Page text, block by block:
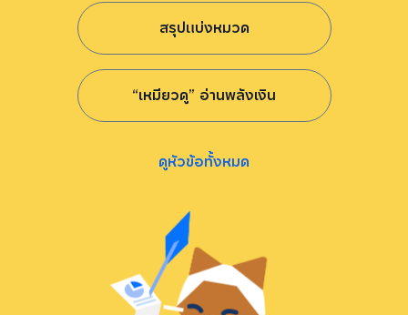
สรุปแบ่งหมวด
“เหมียวดู” อ่านพลังเงิน
ดูหัวข้อทั้งหมด